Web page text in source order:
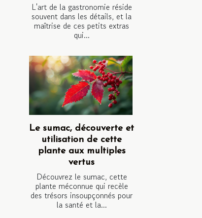
L'art de la gastronomie réside
souvent dans les détails, et la
maîtrise de ces petits extras
qui...
Le sumac, découverte et
utilisation de cette
plante aux multiples
vertus
Découvrez le sumac, cette
plante méconnue qui recèle
des trésors insoupçonnés pour
la santé et la...